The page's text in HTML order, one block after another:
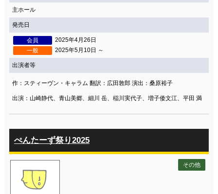
サイトマップ トップに戻る
主ホール
発売日
会員
2025年4月26日
一般
2025年5月10日 ～
出演者等
作：スティーヴン・キャラム 翻訳：広田敦郎 演出：桑原裕子
出演：山崎静代、青山美郷、細川 岳、稲川実代子、増子倭文江、平田 満
ぺんたーず祭り2025
その他